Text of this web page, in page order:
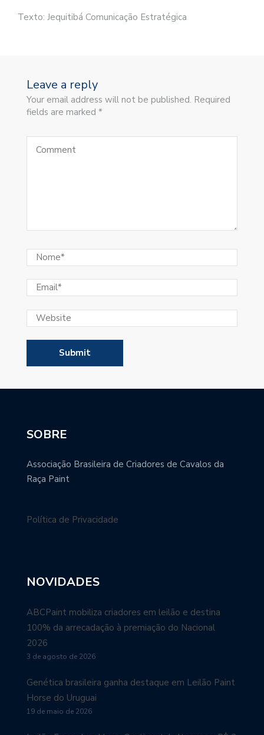
Texto: Jequitibá Comunicação Estratégica
Leave a reply
Your email address will not be published. Required
fields are marked *
SOBRE
Associação Brasileira de Criadores de Cavalos da
Raça Paint
Política de Privacidade
NOVIDADES
ABCPaint mobiliza criadores em leilão e destina
100% da arrecadação à premiação do Nacional
2026
3 de agosto de 2026
Genética brasileira ganha destaque em Leilão Paint
Horse do Uruguai
19 de maio de 2026